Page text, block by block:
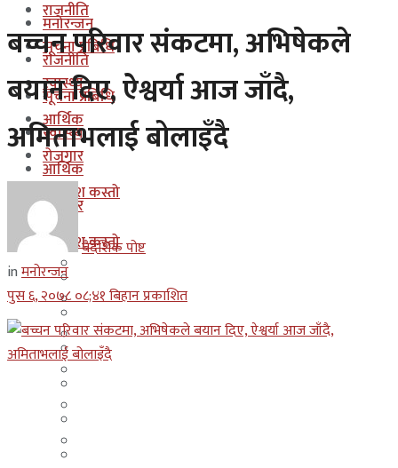
राजनीति
सूचना प्रबिधि
स्वास्थ्य
आर्थिक
रोजगार
कुन देश कस्तो
इजरायल
कुवेत
दक्षिण कोरीया
मनोरन्जन
राजनीति
सूचना प्रबिधि
स्वास्थ्य
आर्थिक
रोजगार
कुन देश कस्तो
कुवेत
बच्चन परिवार संकटमा, अभिषेकले
बयान दिए, ऐश्वर्या आज जाँदै,
अमिताभलाई बोलाइँदै
बैदेशिक पोष्ट
inमनोरन्जन
पुस ६, २०७८ ०८;४१ बिहान प्रकाशित